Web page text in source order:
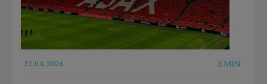
31 JUL 2026 3 MIN